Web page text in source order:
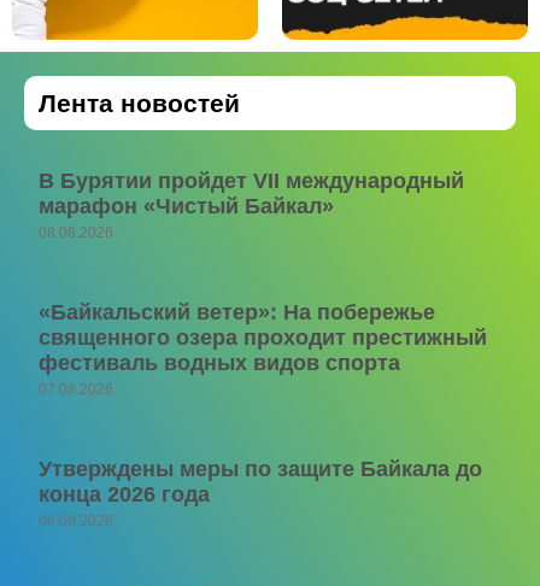
Лента новостей
В Бурятии пройдет VII международный
марафон «Чистый Байкал»
08.08.2026
«Байкальский ветер»: На побережье
священного озера проходит престижный
фестиваль водных видов спорта
07.08.2026
Утверждены меры по защите Байкала до
конца 2026 года
06.08.2026